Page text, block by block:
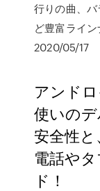
行りの曲、
ど豊富ライ
2020/05/17
アンド
使いの
安全性
電話や
ド！